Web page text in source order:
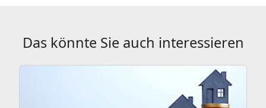
Das könnte Sie auch interessieren